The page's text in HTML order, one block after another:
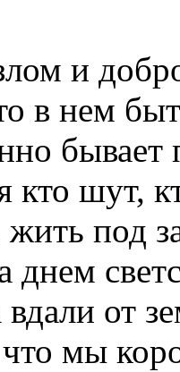
и
в нем
бывает
кто шут,
под
днем
от
мы